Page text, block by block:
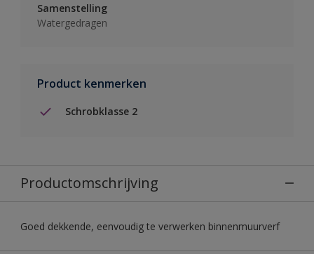
Samenstelling
Watergedragen
Product kenmerken
Schrobklasse 2
Productomschrijving
Goed dekkende, eenvoudig te verwerken binnenmuurverf